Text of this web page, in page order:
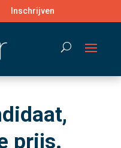
Inschrijven
Search
prijs.